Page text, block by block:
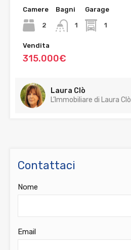
Camere
2
Bagni
1
Garage
1
Vendita
315.000€
Laura Clò
L’Immobiliare di Laura Clò
Contattaci
Nome
Email